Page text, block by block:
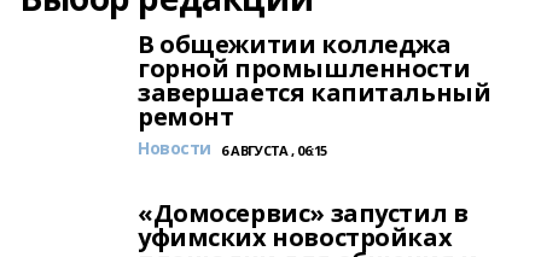
В общежитии колледжа
горной промышленности
завершается капитальный
ремонт
Новости 6 АВГУСТА , 06:15
«Домосервис» запустил в
уфимских новостройках